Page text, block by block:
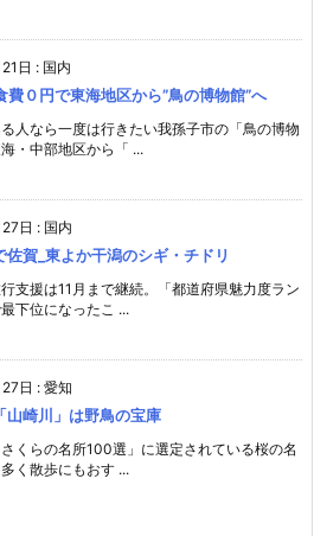
日 : 国内
費０円で東海地区から”鳥の博物館”へ
人なら一度は行きたい我孫子市の「鳥の博物
・中部地区から「 ...
日 : 国内
佐賀_東よか干潟のシギ・チドリ
支援は11月まで継続。「都道府県魅力度ラン
下位になったこ ...
日 : 愛知
山崎川」は野鳥の宝庫
くらの名所100選」に選定されている桜の名
く散歩にもおす ...